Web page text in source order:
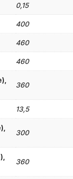
0,15
400
460
460
360
13,5
300
360